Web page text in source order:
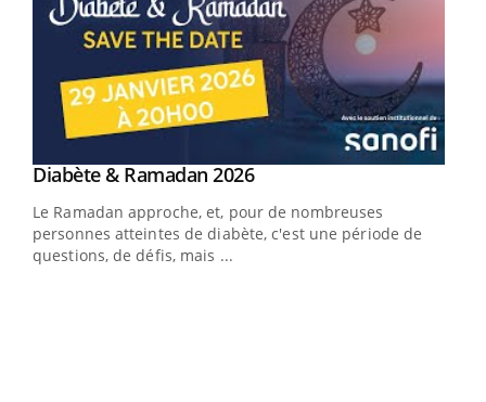
Youtube
Diabète & Ramadan 2026Youtube
Le Ramadan approche, et, pour de nombreuses
personnes atteintes de diabète, c'est une période de
questions, de défis, mais ...